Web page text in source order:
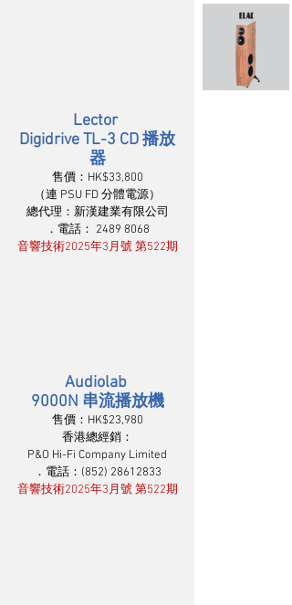
Lector
Digidrive TL-3 CD 播放
器
售價：HK$33,800
（連 PSU FD 分體電源）
總代理：新漢建業有限公司
．電話： 2489 8068
音響技術2025年3月號 第522期
Audiolab
9000N 串流播放機
售價：HK$23,980
香港總經銷：
P&O Hi-Fi Company Limited
．電話：(852) 28612833
音響技術2025年3月號 第522期